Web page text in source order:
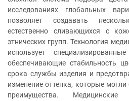
исследованиях глобальных
позволяет создавать
естественно сливающихся с
этнических групп. Технология
использует
обеспечивающие стабильность
срока службы изделия и
изменение оттенка, которые
преимущества.